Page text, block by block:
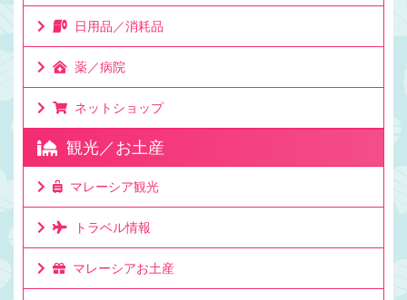
日用品／消耗品
薬／病院
ネットショップ
観光／お土産
マレーシア観光
トラベル情報
マレーシアお土産